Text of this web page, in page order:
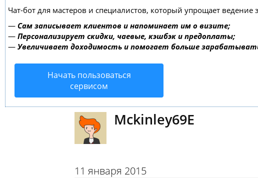
Чат-бот для мастеров и специалистов, который упрощает ведение
— Сам записывает клиентов и напоминает им о визите;
— Персонализирует скидки, чаевые, кэшбэк и предоплаты;
— Увеличивает доходимость и помогает больше
Начать пользоваться
сервисом
Mckinley69E
11 января 2015